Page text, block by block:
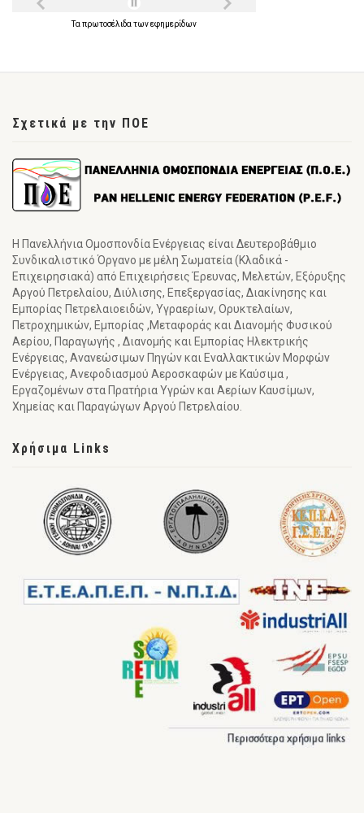
Τα πρωτοσέλιδα τωνεφημερίδων
Σχετικά με την ΠΟΕ
Η Πανελλήνια Ομοσπονδία Ενέργειας είναι Δευτεροβάθμιο
Συνδικαλιστικό Όργανο με μέλη Σωματεία (Κλαδικά -
Επιχειρησιακά) από Επιχειρήσεις Έρευνας, Μελετών, Εξόρυξης
Αργού Πετρελαίου, Διύλισης, Επεξεργασίας, Διακίνησης και
Εμπορίας Πετρελαιοειδών, Υγραερίων, Ορυκτελαίων,
Πετροχημικών, Εμπορίας ,Μεταφοράς και Διανομής Φυσικού
Αερίου, Παραγωγής , Διανομής και Εμπορίας Ηλεκτρικής
Ενέργειας, Ανανεώσιμων Πηγών και Εναλλακτικών Μορφών
Ενέργειας, Ανεφοδιασμού Αεροσκαφών με Καύσιμα ,
Εργαζομένων στα Πρατήρια Υγρών και Αερίων Καυσίμων,
Χημείας και Παραγώγων Αργού Πετρελαίου.
Χρήσιμα Links